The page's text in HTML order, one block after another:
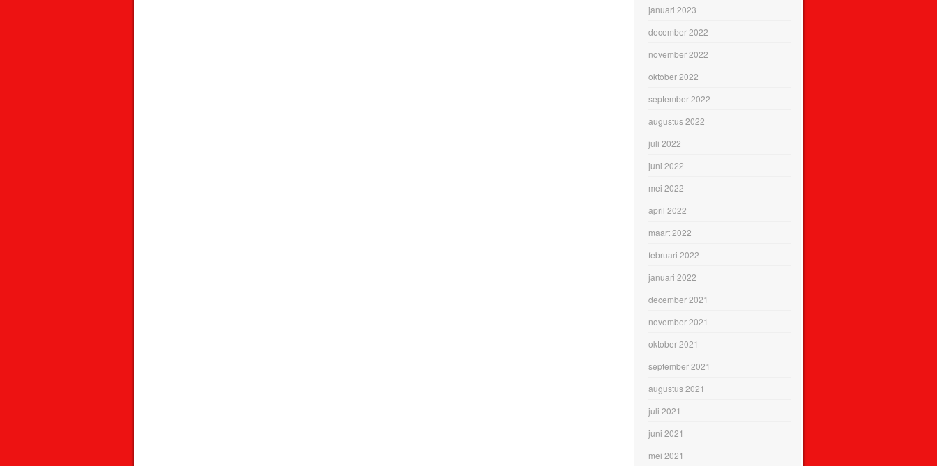
januari 2023
december 2022
november 2022
oktober 2022
september 2022
augustus 2022
juli 2022
juni 2022
mei 2022
april 2022
maart 2022
februari 2022
januari 2022
december 2021
november 2021
oktober 2021
september 2021
augustus 2021
juli 2021
juni 2021
mei 2021